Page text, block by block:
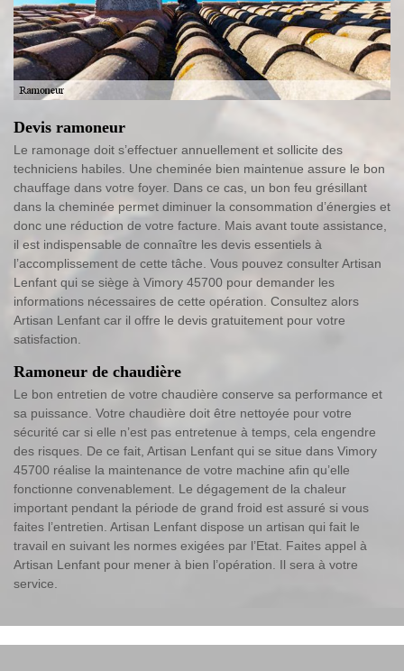
Devis ramoneur
Le ramonage doit s’effectuer annuellement et sollicite des
techniciens habiles. Une cheminée bien maintenue assure le bon
chauffage dans votre foyer. Dans ce cas, un bon feu grésillant
dans la cheminée permet diminuer la consommation d’énergies et
donc une réduction de votre facture. Mais avant toute assistance,
il est indispensable de connaître les devis essentiels à
l’accomplissement de cette tâche. Vous pouvez consulter Artisan
Lenfant qui se siège à Vimory 45700 pour demander les
informations nécessaires de cette opération. Consultez alors
Artisan Lenfant car il offre le devis gratuitement pour votre
satisfaction.
Ramoneur de chaudière
Le bon entretien de votre chaudière conserve sa performance et
sa puissance. Votre chaudière doit être nettoyée pour votre
sécurité car si elle n’est pas entretenue à temps, cela engendre
des risques. De ce fait, Artisan Lenfant qui se situe dans Vimory
45700 réalise la maintenance de votre machine afin qu’elle
fonctionne convenablement. Le dégagement de la chaleur
important pendant la période de grand froid est assuré si vous
faites l’entretien. Artisan Lenfant dispose un artisan qui fait le
travail en suivant les normes exigées par l’Etat. Faites appel à
Artisan Lenfant pour mener à bien l’opération. Il sera à votre
service.